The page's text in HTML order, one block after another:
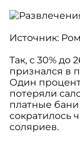
Источник:
Так, с 30% до
признался в
Один процент
потеряли
платные бани
сократилось
соляриев.